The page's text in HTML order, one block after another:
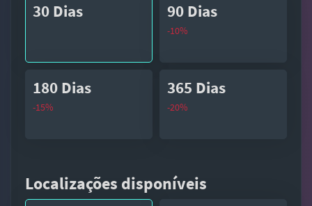
30 Dias 90 Dias
-10%
180 Dias
-15%
365 Dias
-20%
Localizações disponíveis